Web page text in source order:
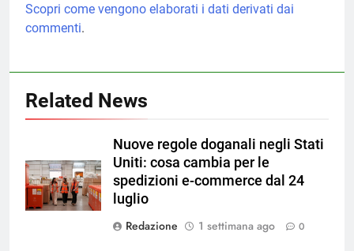
Scopri come vengono elaborati i dati derivati dai
commenti.
Related News
Nuove regole doganali negli Stati
Uniti: cosa cambia per le
spedizioni e-commerce dal 24
luglio
Redazione
1 settimana ago 0